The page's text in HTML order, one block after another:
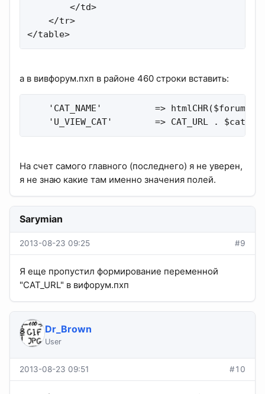
        </td>
    </tr>
</table>
а в вивфорум.пхп в районе 460 строки вставить:
'CAT_NAME'          =>
'U_VIEW_CAT'        => CAT_URL .
На счет самого главного (последнего) я не уверен,
я не знаю какие там именно значения полей.
Sarymian
2013-08-23 09:25 #9
Я еще пропустил формирование переменной
"CAT_URL" в вифорум.пхп
Dr_Brown
User
2013-08-23 09:51 #10